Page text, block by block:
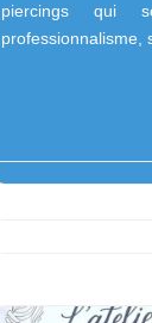
piercings qui
professionnalisme,